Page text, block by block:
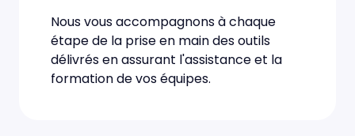
Nous vous accompagnons à chaque
étape de la prise en main des outils
délivrés en assurant l'assistance et la
formation de vos équipes.